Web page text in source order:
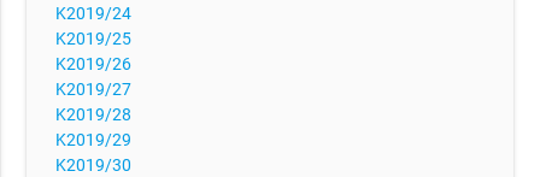
K2019/24
K2019/25
K2019/26
K2019/27
K2019/28
K2019/29
K2019/30